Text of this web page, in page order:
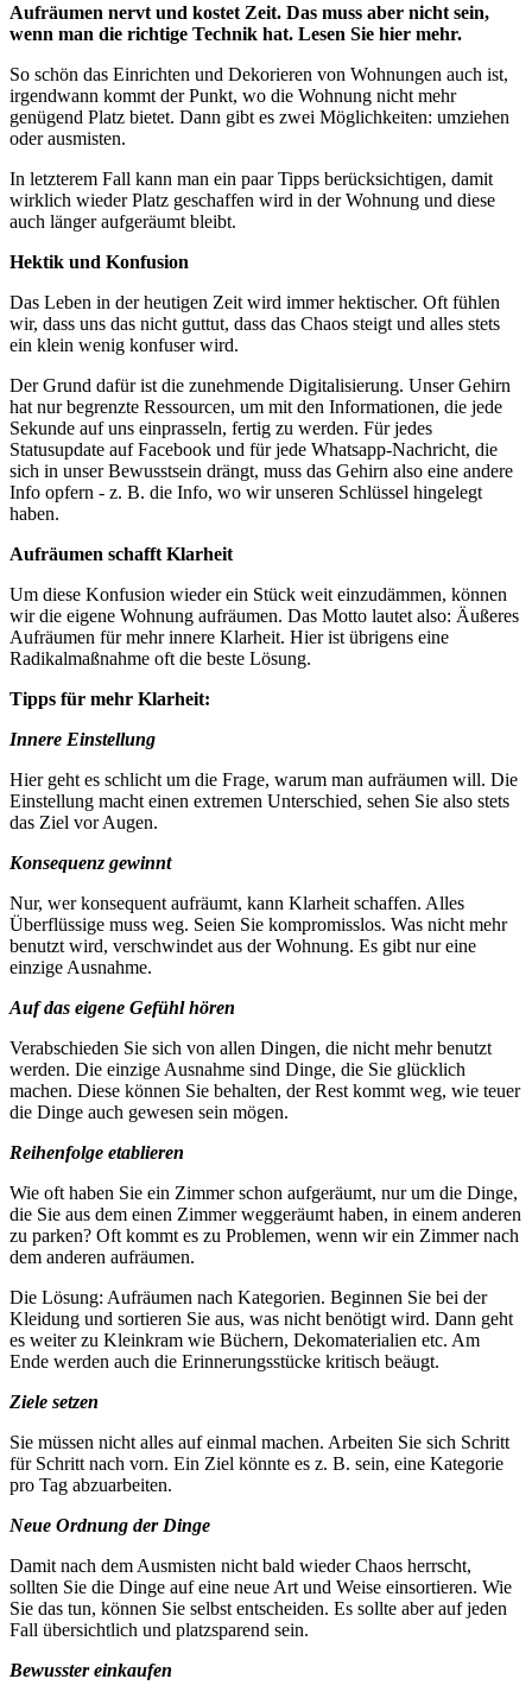
Aufräumen nervt und kostet Zeit. Das muss aber nicht sein,
wenn man die richtige Technik hat. Lesen Sie hier mehr.
So schön das Einrichten und Dekorieren von Wohnungen auch ist,
irgendwann kommt der Punkt, wo die Wohnung nicht mehr
genügend Platz bietet. Dann gibt es zwei Möglichkeiten: umziehen
oder ausmisten.
In letzterem Fall kann man ein paar Tipps berücksichtigen, damit
wirklich wieder Platz geschaffen wird in der Wohnung und diese
auch länger aufgeräumt bleibt.
Hektik und Konfusion
Das Leben in der heutigen Zeit wird immer hektischer. Oft fühlen
wir, dass uns das nicht guttut, dass das Chaos steigt und alles stets
ein klein wenig konfuser wird.
Der Grund dafür ist die zunehmende Digitalisierung. Unser Gehirn
hat nur begrenzte Ressourcen, um mit den Informationen, die jede
Sekunde auf uns einprasseln, fertig zu werden. Für jedes
Statusupdate auf Facebook und für jede Whatsapp-Nachricht, die
sich in unser Bewusstsein drängt, muss das Gehirn also eine andere
Info opfern - z. B. die Info, wo wir unseren Schlüssel hingelegt
haben.
Aufräumen schafft Klarheit
Um diese Konfusion wieder ein Stück weit einzudämmen, können
wir die eigene Wohnung aufräumen. Das Motto lautet also: Äußeres
Aufräumen für mehr innere Klarheit. Hier ist übrigens eine
Radikalmaßnahme oft die beste Lösung.
Tipps für mehr Klarheit:
Innere Einstellung
Hier geht es schlicht um die Frage, warum man aufräumen will. Die
Einstellung macht einen extremen Unterschied, sehen Sie also stets
das Ziel vor Augen.
Konsequenz gewinnt
Nur, wer konsequent aufräumt, kann Klarheit schaffen. Alles
Überflüssige muss weg. Seien Sie kompromisslos. Was nicht mehr
benutzt wird, verschwindet aus der Wohnung. Es gibt nur eine
einzige Ausnahme.
Auf das eigene Gefühl hören
Verabschieden Sie sich von allen Dingen, die nicht mehr benutzt
werden. Die einzige Ausnahme sind Dinge, die Sie glücklich
machen. Diese können Sie behalten, der Rest kommt weg, wie teuer
die Dinge auch gewesen sein mögen.
Reihenfolge etablieren
Wie oft haben Sie ein Zimmer schon aufgeräumt, nur um die Dinge,
die Sie aus dem einen Zimmer weggeräumt haben, in einem anderen
zu parken? Oft kommt es zu Problemen, wenn wir ein Zimmer nach
dem anderen aufräumen.
Die Lösung: Aufräumen nach Kategorien. Beginnen Sie bei der
Kleidung und sortieren Sie aus, was nicht benötigt wird. Dann geht
es weiter zu Kleinkram wie Büchern, Dekomaterialien etc. Am
Ende werden auch die Erinnerungsstücke kritisch beäugt.
Ziele setzen
Sie müssen nicht alles auf einmal machen. Arbeiten Sie sich Schritt
für Schritt nach vorn. Ein Ziel könnte es z. B. sein, eine Kategorie
pro Tag abzuarbeiten.
Neue Ordnung der Dinge
Damit nach dem Ausmisten nicht bald wieder Chaos herrscht,
sollten Sie die Dinge auf eine neue Art und Weise einsortieren. Wie
Sie das tun, können Sie selbst entscheiden. Es sollte aber auf jeden
Fall übersichtlich und platzsparend sein.
Bewusster einkaufen